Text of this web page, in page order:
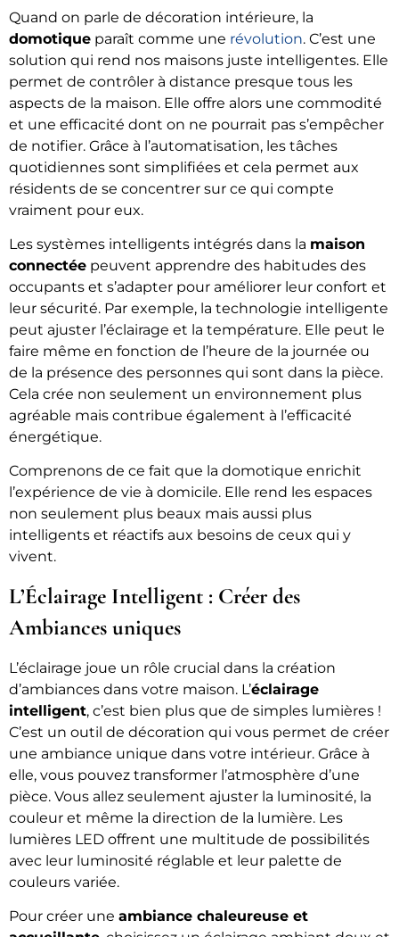
Quand on parle de décoration intérieure, la
domotique paraît comme une révolution. C’est une
solution qui rend nos maisons juste intelligentes. Elle
permet de contrôler à distance presque tous les
aspects de la maison. Elle offre alors une commodité
et une efficacité dont on ne pourrait pas s’empêcher
de notifier. Grâce à l’automatisation, les tâches
quotidiennes sont simplifiées et cela permet aux
résidents de se concentrer sur ce qui compte
vraiment pour eux.
Les systèmes intelligents intégrés dans la maison
connectée peuvent apprendre des habitudes des
occupants et s’adapter pour améliorer leur confort et
leur sécurité. Par exemple, la technologie intelligente
peut ajuster l’éclairage et la température. Elle peut le
faire même en fonction de l’heure de la journée ou
de la présence des personnes qui sont dans la pièce.
Cela crée non seulement un environnement plus
agréable mais contribue également à l’efficacité
énergétique.
Comprenons de ce fait que la domotique enrichit
l’expérience de vie à domicile. Elle rend les espaces
non seulement plus beaux mais aussi plus
intelligents et réactifs aux besoins de ceux qui y
vivent.
L’Éclairage Intelligent : Créer des
Ambiances uniques
L’éclairage joue un rôle crucial dans la création
d’ambiances dans votre maison. L’éclairage
intelligent, c’est bien plus que de simples lumières !
C’est un outil de décoration qui vous permet de créer
une ambiance unique dans votre intérieur. Grâce à
elle, vous pouvez transformer l’atmosphère d’une
pièce. Vous allez seulement ajuster la luminosité, la
couleur et même la direction de la lumière. Les
lumières LED offrent une multitude de possibilités
avec leur luminosité réglable et leur palette de
couleurs variée.
Pour créer une ambiance chaleureuse et